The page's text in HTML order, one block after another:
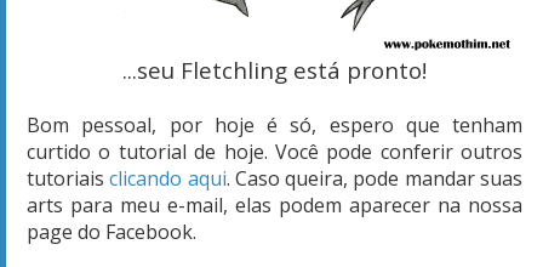
...seu Fletchling está pronto!
Bom pessoal, por hoje é só, espero que tenham
curtido o tutorial de hoje. Você pode conferir outros
tutoriaisclicando aqui. Caso queira, pode mandar suas
arts para meu e-mail, elas podem aparecer na nossa
page do Facebook.